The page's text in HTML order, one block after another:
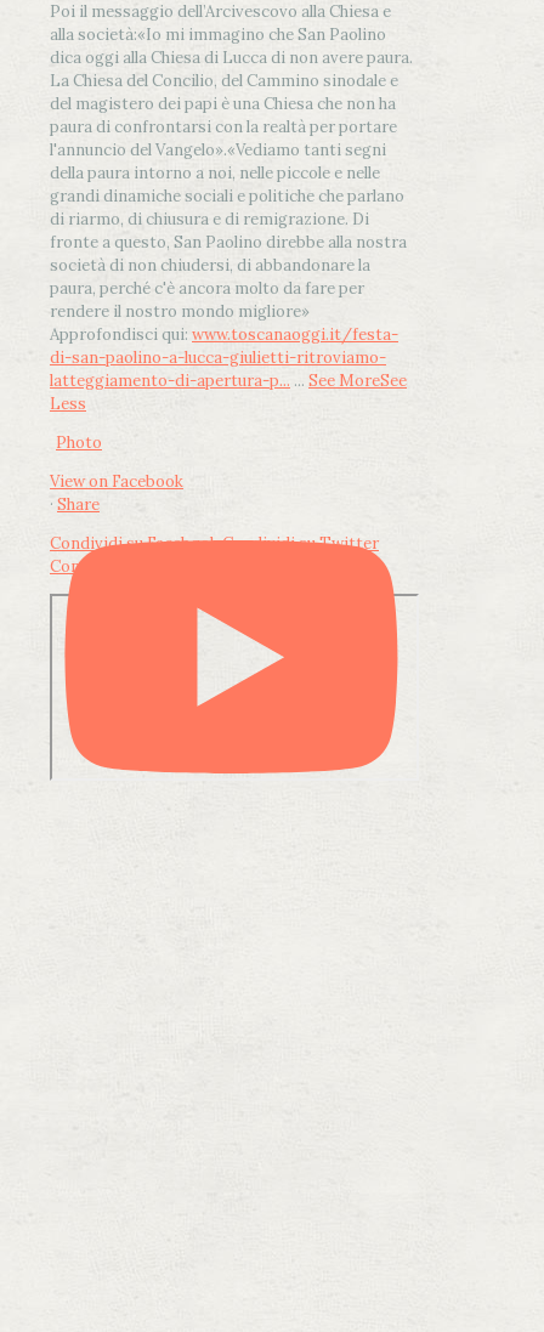
Poi il messaggio dell’Arcivescovo alla Chiesa e
alla società:«Io mi immagino che San Paolino
dica oggi alla Chiesa di Lucca di non avere paura.
La Chiesa del Concilio, del Cammino sinodale e
del magistero dei papi è una Chiesa che non ha
paura di confrontarsi con la realtà per portare
l'annuncio del Vangelo».«Vediamo tanti segni
della paura intorno a noi, nelle piccole e nelle
grandi dinamiche sociali e politiche che parlano
di riarmo, di chiusura e di remigrazione. Di
fronte a questo, San Paolino direbbe alla nostra
società di non chiudersi, di abbandonare la
paura, perché c'è ancora molto da fare per
rendere il nostro mondo migliore»
Approfondisci qui: www.toscanaoggi.it/festa-
di-san-paolino-a-lucca-giulietti-ritroviamo-
latteggiamento-di-apertura-p... ... See MoreSee
Less
Photo
View on Facebook
· Share
Condividi su FacebookCondividi su Twitter
Condividi su LinkedIn